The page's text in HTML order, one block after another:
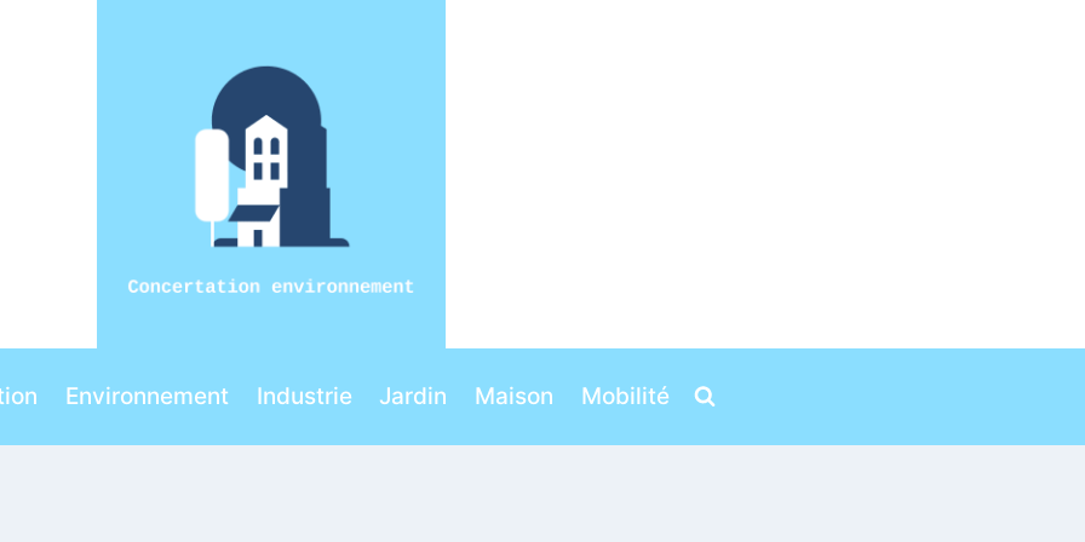
Environnement Industrie Jardin Maison Mobilité